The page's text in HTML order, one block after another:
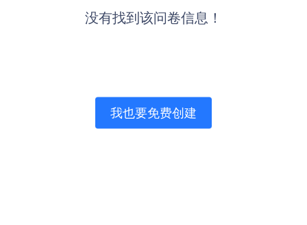
没有找到该问卷信息！
我也要免费创建